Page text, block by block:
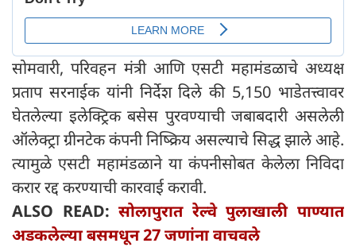
सोमवारी, परिवहन मंत्री आणि एसटी महामंडळाचे अध्यक्ष
प्रताप सरनाईक यांनी निर्देश दिले की 5,150 भाडेतत्त्वावर
घेतलेल्या इलेक्ट्रिक बसेस पुरवण्याची जबाबदारी असलेली
ऑलेक्ट्रा ग्रीनटेक कंपनी निष्क्रिय असल्याचे सिद्ध झाले आहे.
त्यामुळे एसटी महामंडळाने या कंपनीसोबत केलेला निविदा
करार रद्द करण्याची कारवाई करावी.
ALSO READ:सोलापुरात रेल्वे पुलाखाली पाण्यात
अडकलेल्या बसमधून 27 जणांना वाचवले